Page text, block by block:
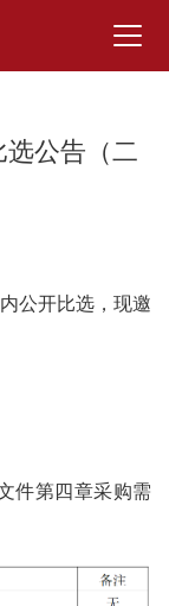
公告（二
公开比选，现邀
件第四章采购需